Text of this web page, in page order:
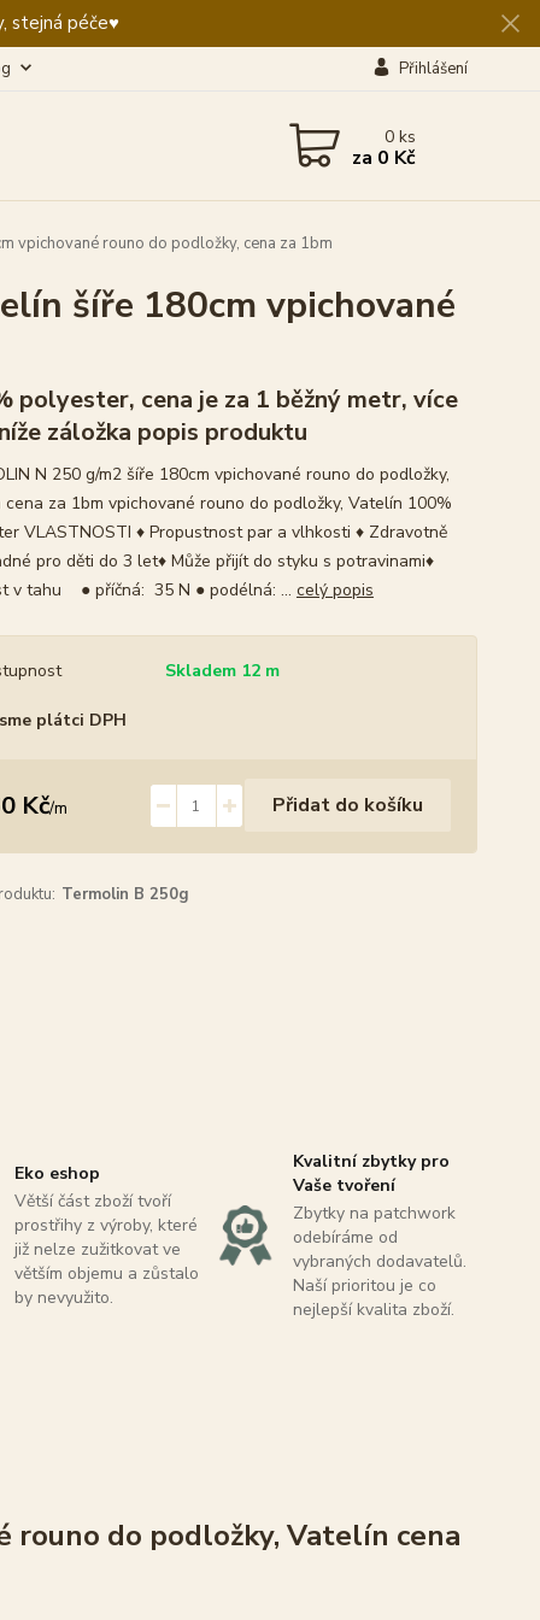
stejná péče♥️
Přihlášení
0ks
za 0 Kč
vpichované rouno do podložky, cena za 1bm
šíře 180cm vpichované
polyester, cena je za 1 běžný metr, více
záložka popis produktu
N 250 g/m2 šíře 180cm vpichované rouno do podložky,
za 1bm vpichované rouno do podložky, Vatelín 100%
VLASTNOSTI ♦ Propustnost par a vlhkosti ♦ Zdravotně
pro děti do 3 let♦ Může přijít do styku s potravinami♦
v tahu ● příčná: 35 N ● podélná: ... celý popis
Skladem 12 m
plátci DPH
Kč/m Přidat do košíku
Termolin B 250g
Eko eshop
Větší část zboží tvoří
prostřihy z výroby, které
již nelze zužitkovat ve
větším objemu a zůstalo
by nevyužito.
Kvalitní zbytky pro
Vaše tvoření
Zbytky na patchwork
odebíráme od
vybraných dodavatelů.
Naší prioritou je co
nejlepší kvalita zboží.
rouno do podložky, Vatelín cena